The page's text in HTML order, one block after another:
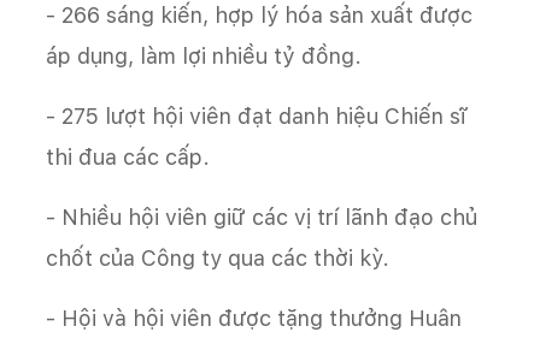
- 266 sáng kiến, hợp lý hóa sản xuất được
áp dụng, làm lợi nhiều tỷ đồng.
- 275 lượt hội viên đạt danh hiệu Chiến sĩ
thi đua các cấp.
- Nhiều hội viên giữ các vị trí lãnh đạo chủ
chốt của Công ty qua các thời kỳ.
- Hội và hội viên được tặng thưởng Huân